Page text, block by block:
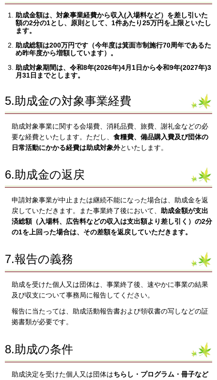
助成金額は、対象事業経費から収入(入場料など）を差し引いた
額の2分の1とし、 原則として、1件あたり25万円を上限といたし
ます。
助成総額は200万円です（今年度は箕面市制施行70周年であるた
め昨年度から増額しています）。
助成対象期間は、令和8年(2026年)4月1日から令和9年(2027年)3
月31日までとします。
5.助成金の対象事業経費
助成対象事業に関する会場費、消耗品費、旅費、謝礼金などの必
要な経費といたします。ただし、 食糧費、備品購入費及び団体の
日常活動にかかる経費は助成対象外といたします。
6.助成金の返戻
申請対象事業が中止または継続不能になった場合は、助成金を返
戻していただきます。また事業終了後において、
助成金額が支出
済総額（入場料、広告料などの収入は支出額より差し引く）の2分
の1を上回った場合は、その差額を返戻していただきます。
7.報告の義務
助成を受けた個人又は団体は、事業終了後、速やかに事業の結果
及び収支について事務局に報告してください。
報告に当たっては、助成活動報告書および領収書の写しなどの証
拠書類が必要です。
8.助成の条件
助成決定を受けた個人又は団体はちらし・プログラム・冊子など